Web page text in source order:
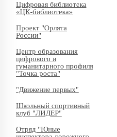
Цифровая библиотека
«ЦК-библиотека»
Проект "Орлята
России"
Центр образования
цифрового и
гуманитарного профиля
"Точка роста"
"Движение первых"
Школьный спортивный
клуб "ЛИДЕР"
Отряд "Юные